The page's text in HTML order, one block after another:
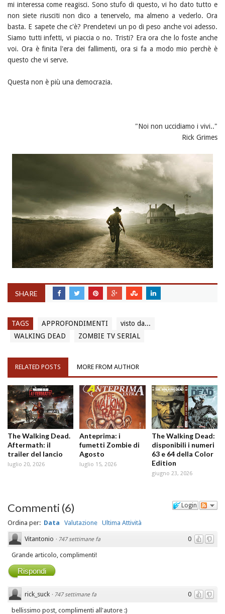
mi interessa come reagisci. Sono stufo di questo, vi ho dato tutto e
non siete riusciti non dico a tenervelo, ma almeno a vederlo. Ora
basta. E sapete che c'è? Prendetevi un po di peso anche voi adesso.
Siamo tutti infetti, vi piaccia o no. Tristi? Era ora che lo foste anche
voi. Ora è finita l'era dei fallimenti, ora si fa a modo mio perchè è
questo che vi serve.
Questa non è più una democrazia.
"Noi non uccidiamo i vivi.."
Rick Grimes
SHARE
TAGS APPROFONDIMENTI
visto da...
WALKING DEAD
ZOMBIE TV SERIAL
RELATED POSTS MORE FROM AUTHOR
The Walking Dead.
Aftermath: il
trailer del lancio
luglio 20, 2026
Anteprima: i
fumetti Zombie di
Agosto
luglio 15, 2026
The Walking Dead:
disponibili i numeri
63 e 64 della Color
Edition
giugno 23, 2026
Login
Commenti (6)
Ordina per: Data Valutazione Ultima Attività
0
Vitantonio · 747 settimane fa
Grande articolo, complimenti!
Rispondi
0
rick_suck · 747 settimane fa
bellissimo post, complimenti all'autore :)